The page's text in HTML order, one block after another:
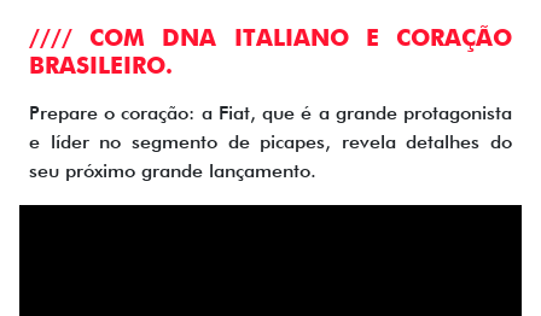
//// COM DNA ITALIANO E CORAÇÃO
BRASILEIRO.
Prepare o coração: a Fiat, que é a grande protagonista
e líder no segmento de picapes, revela detalhes do
seu próximo grande lançamento.